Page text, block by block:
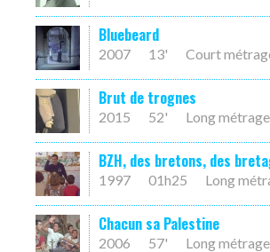
Bluebeard
2007 13' Court
Brut de trognes
2015 52' Long métrage
BZH, des bretons, des
1997 01h25 Long
Chacun sa Palestine
2006 57' Long métrage